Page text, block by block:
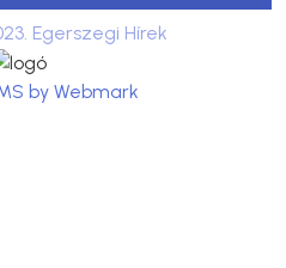
Egerszegi Hírek
by Webmark